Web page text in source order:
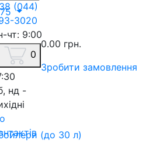
(044)
3020
чт: 9:00
9:00 -
нд -
0
0.00 грн.
Зробити замовлення
(до 30 л)